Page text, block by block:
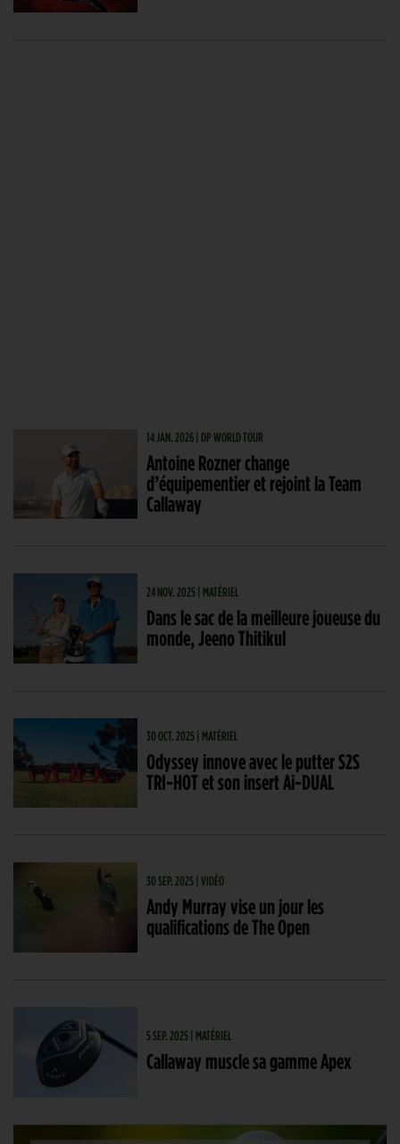
14 JAN. 2026 | DP WORLD TOUR
Antoine Rozner change
d’équipementier et rejoint la Team
Callaway
24 NOV. 2025 | MATÉRIEL
Dans le sac de la meilleure joueuse du
monde, Jeeno Thitikul
30 OCT. 2025 | MATÉRIEL
Odyssey innove avec le putter S2S
TRI-HOT et son insert Ai-DUAL
30 SEP. 2025 | VIDÉO
Andy Murray vise un jour les
qualifications de The Open
5 SEP. 2025 | MATÉRIEL
Callaway muscle sa gamme Apex